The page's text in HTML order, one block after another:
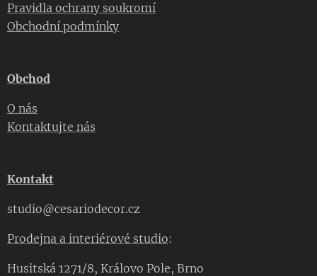
Pravidla ochrany soukromí
Obchodní podmínky
Obchod
O nás
Kontaktujte nás
Kontakt
studio@cesariodecor.cz
Prodejna a interiérové studio:
Husitská 1271/8, Královo Pole, Brno